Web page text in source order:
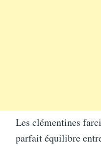
Les clémentines
parfait équilibre